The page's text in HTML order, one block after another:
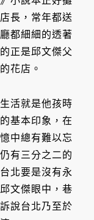
長，常年都送
都細細的透著
正是邱文傑父
花店。
活就是他孩時
基本印象，在
中總有難以忘
有三分之二的
北要是沒有永
文傑眼中，巷
說台北乃至於